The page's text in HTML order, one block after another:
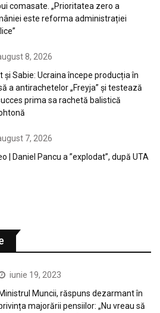
comasate. „Prioritatea zero a
este reforma administrației
8, 2026
și Sabie: Ucraina începe producția în
a antirachetelor „Freyja” și testează
prima sa rachetă balistică
7, 2026
| Daniel Pancu a ”explodat”, după UTA
iunie 19, 2023
Ministrul Muncii, răspuns dezarmant în
majorării pensiilor: „Nu vreau să